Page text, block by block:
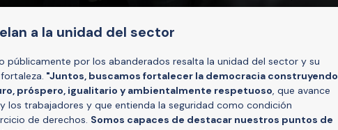
a la unidad del sector
públicamente por los abanderados resalta la unidad del sector y su
"Juntos, buscamos fortalecer la democracia construyendo
próspero, igualitario y ambientalmente respetuoso, que avance
los trabajadores y que entienda la seguridad como condición
de derechos. Somos capaces de destacar nuestros puntos de